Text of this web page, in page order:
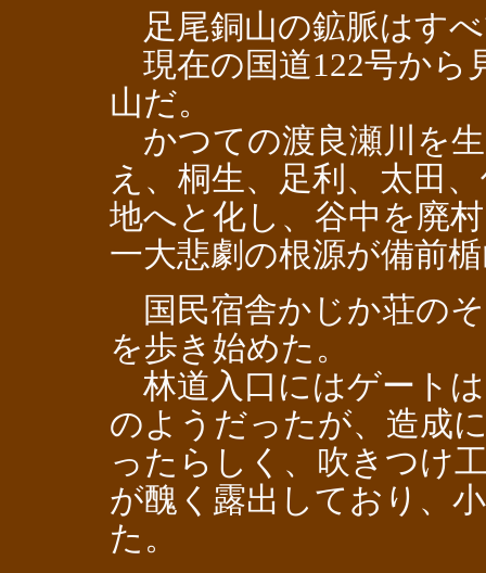
足尾銅山の鉱脈はす
現在の国道122号から
山だ。
かつての渡良瀬川を
え、桐生、足利、太田
地へと化し、谷中を廃
一大悲劇の根源が備前
国民宿舎かじか荘の
を歩き始めた。
林道入口にはゲート
のようだったが、造成
ったらしく、吹きつけ
が醜く露出しており、
た。